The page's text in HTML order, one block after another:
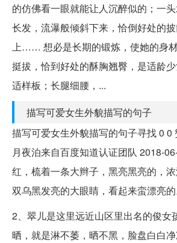
的仿佛看一眼就能让人沉醉似的；一
长发，流瀑般倾斜下来，恰倒好处的
上…… 想必是长期的锻炼，使她的身
挺拔，恰到好处的酥胸翘臀，是适龄
适样板；长腿细腰，...
描写可爱女生外貌描写的句子
描写可爱女生外貌描写的句子寻找 0 0
月夜泊来自百度知道认证团队 2018-
红，梳着一条大辫子，黑亮黑亮的，
双乌黑发亮的大眼睛，看起来蛮漂亮的
2、翠儿是这里远近山区里出名的俊女
晒，就是淋不萎，晒不黑，脸盘白白